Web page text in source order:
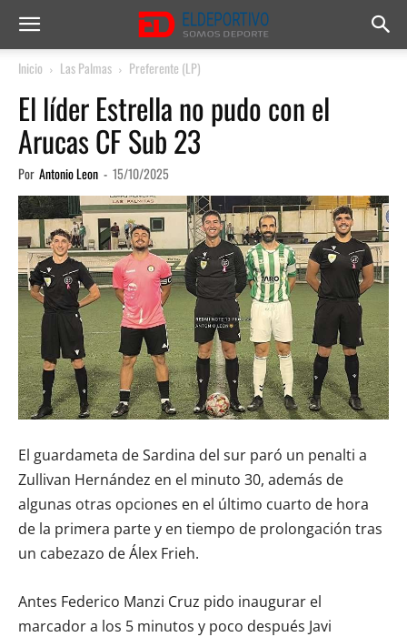
Inicio Las Palmas Preferente (LP)
El líder Estrella no pudo con el
Arucas CF Sub 23
Por Antonio Leon - 15/10/2025
El guardameta de Sardina del sur paró un penalti a
Zullivan Hernández en el minuto 30, además de
algunas otras opciones en el último cuarto de hora
de la primera parte y en tiempo de prolongación tras
un cabezazo de Álex Frieh.
Antes Federico Manzi Cruz pido inaugurar el
marcador a los 5 minutos y poco después Javi